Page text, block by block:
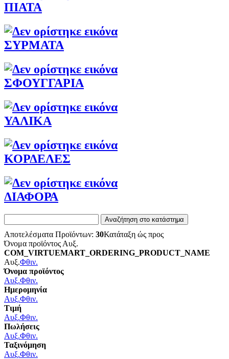
ΠΙΑΤΑ
ΣΥΡΜΑΤΑ
ΣΦΟΥΓΓΑΡΙΑ
ΥΑΛΙΚΑ
ΚΟΡΔΕΛΕΣ
ΔΙΑΦΟΡΑ
Αποτελέσματα Προϊόντων: 30Κατάταξη ώς προς
Όνομα προϊόντος Αυξ.
COM_VIRTUEMART_ORDERING_PRODUCT_NAME
Αυξ.Φθιν.
Όνομα προϊόντος
Αυξ.Φθιν.
Ημερομηνία
Αυξ.Φθιν.
Τιμή
Αυξ.Φθιν.
Πωλήσεις
Αυξ.Φθιν.
Ταξινόμηση
Αυξ.Φθιν.